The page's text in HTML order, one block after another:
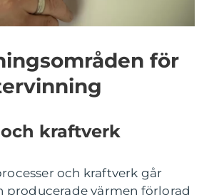
för
kraftverk
och kraftverk går
producerade värmen förlorad